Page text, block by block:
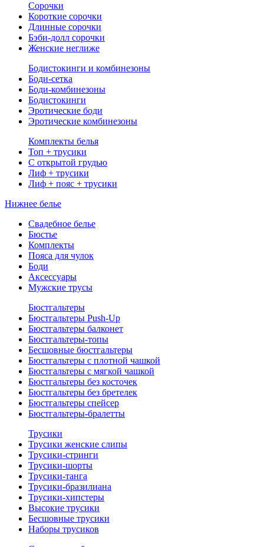
Сорочки
Короткие сорочки
Длинные сорочки
Бэби-долл сорочки
Женские неглиже
Бодистокинги и комбинезоны
Боди-сетка
Боди-комбинезоны
Бодистокинги
Эротические боди
Эротические комбинезоны
Комплекты белья
Топ + трусики
С открытой грудью
Лиф + трусики
Лиф + пояс + трусики
Нижнее белье
Свадебное белье
Бюстье
Комплекты
Пояса для чулок
Боди
Аксессуары
Мужские трусы
Бюстгальтеры
Бюстгальтеры Push-Up
Бюстгальтеры балконет
Бюстгальтеры-топы
Бесшовные бюстгальтеры
Бюстгальтеры с плотной чашкой
Бюстгальтеры с мягкой чашкой
Бюстгальтеры без косточек
Бюстгальтеры без бретелек
Бюстгальтеры спейсер
Бюстгальтеры-бралетты
Трусики
Трусики женские слипы
Трусики-стринги
Трусики-шорты
Трусики-танга
Трусики-бразилиана
Трусики-хипстеры
Высокие трусики
Бесшовные трусики
Наборы трусиков